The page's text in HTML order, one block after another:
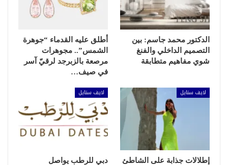
الدكتور محمد جاسم: بين
التصميم الداخلي والفنغ
شوي مفاهيم متطابقة
أطلق عليه القدماء “جوهرة
الشمس”.. مجوهرات
مرصعة بالزبرجد لرقيّ آسر
في صيف…
لايف ستايل
إطلالات جذابة على الشاطئ
لايف ستايل
دبي للرطب يواصل